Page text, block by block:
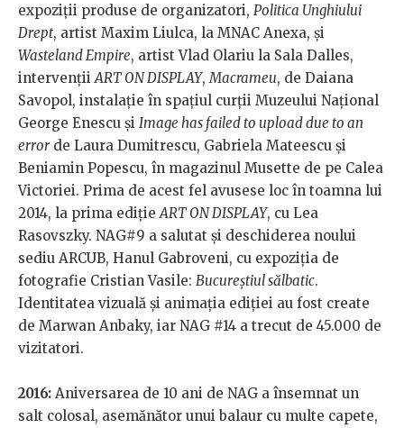
expoziții produse de organizatori, Politica Unghiului
Drept, artist Maxim Liulca, la MNAC Anexa, și
Wasteland Empire, artist Vlad Olariu la Sala Dalles,
intervențiiART ON DISPLAY,Macrameu, de Daiana
Savopol, instalație în spațiul curții Muzeului Național
George Enescu și Image has failed to upload due to an
errorde Laura Dumitrescu, Gabriela Mateescu și
Beniamin Popescu, în magazinul Musette de pe Calea
Victoriei. Prima de acest fel avusese loc în toamna lui
2014, la prima edițieART ON DISPLAY, cu Lea
Rasovszky. NAG#9 a salutat și deschiderea noului
sediu ARCUB, Hanul Gabroveni, cu expoziția de
fotografie Cristian Vasile: Bucureștiul sălbatic.
Identitatea vizuală și animația ediției au fost create
de Marwan Anbaky, iar NAG #14 a trecut de 45.000 de
vizitatori.
2016: Aniversarea de 10 ani de NAG a însemnat un
salt colosal, asemănător unui balaur cu multe capete,